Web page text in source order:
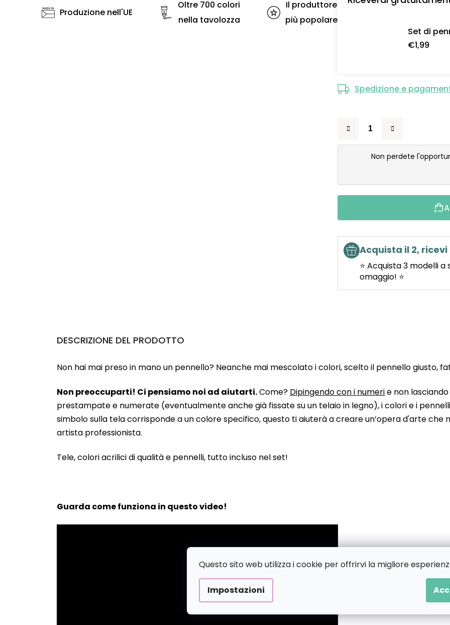
Questo sito web utilizza i cookie per offrirvi la migliore
Impostazioni
Set di
€1,99
Spedizione e
Non perdete
Acquista il 2, ricevi
⭐ Acquista 3 modelli
omaggio! ⭐
Produzione nell'UE
Oltre 700 colori
nella tavolozza
Il produttore
più popolare
DESCRIZIONE DEL PRODOTTO
Non hai mai preso in mano un pennello? Neanche mai mescolato i colori, scelto il pennello giusto,
Non preoccuparti! Ci pensiamo noi ad aiutarti.Come? Dipingendo con i numerie non
prestampate e numerate (eventualmente anche già fissate su un telaio in legno), i colori e i
simbolo sulla tela corrisponde a un colore specifico, questo ti aiuterà a creare un’opera d'arte che
artista professionista.
Tele, colori acrilici di qualità e pennelli, tutto incluso nel set!
Guarda come funziona in questo video!